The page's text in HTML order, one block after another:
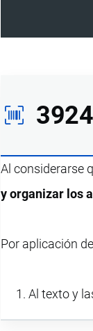
Al considerarse
y organizar los
Por aplicación
Al texto y